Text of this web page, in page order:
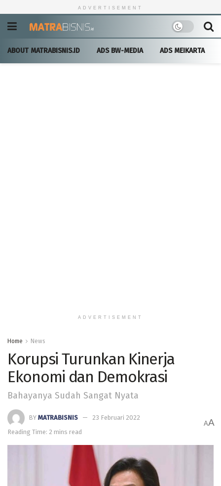
ADVERTISEMENT
ABOUT MATRABISNIS.ID ADS BW-MEDIA ADS MEIKARTA
ADVERTISEMENT
Home News
Korupsi Turunkan Kinerja
Ekonomi dan Demokrasi
Bahayanya Sudah Sangat Nyata
BY MATRABISNIS
23 Februari 2022
Reading Time: 2 mins read
AA